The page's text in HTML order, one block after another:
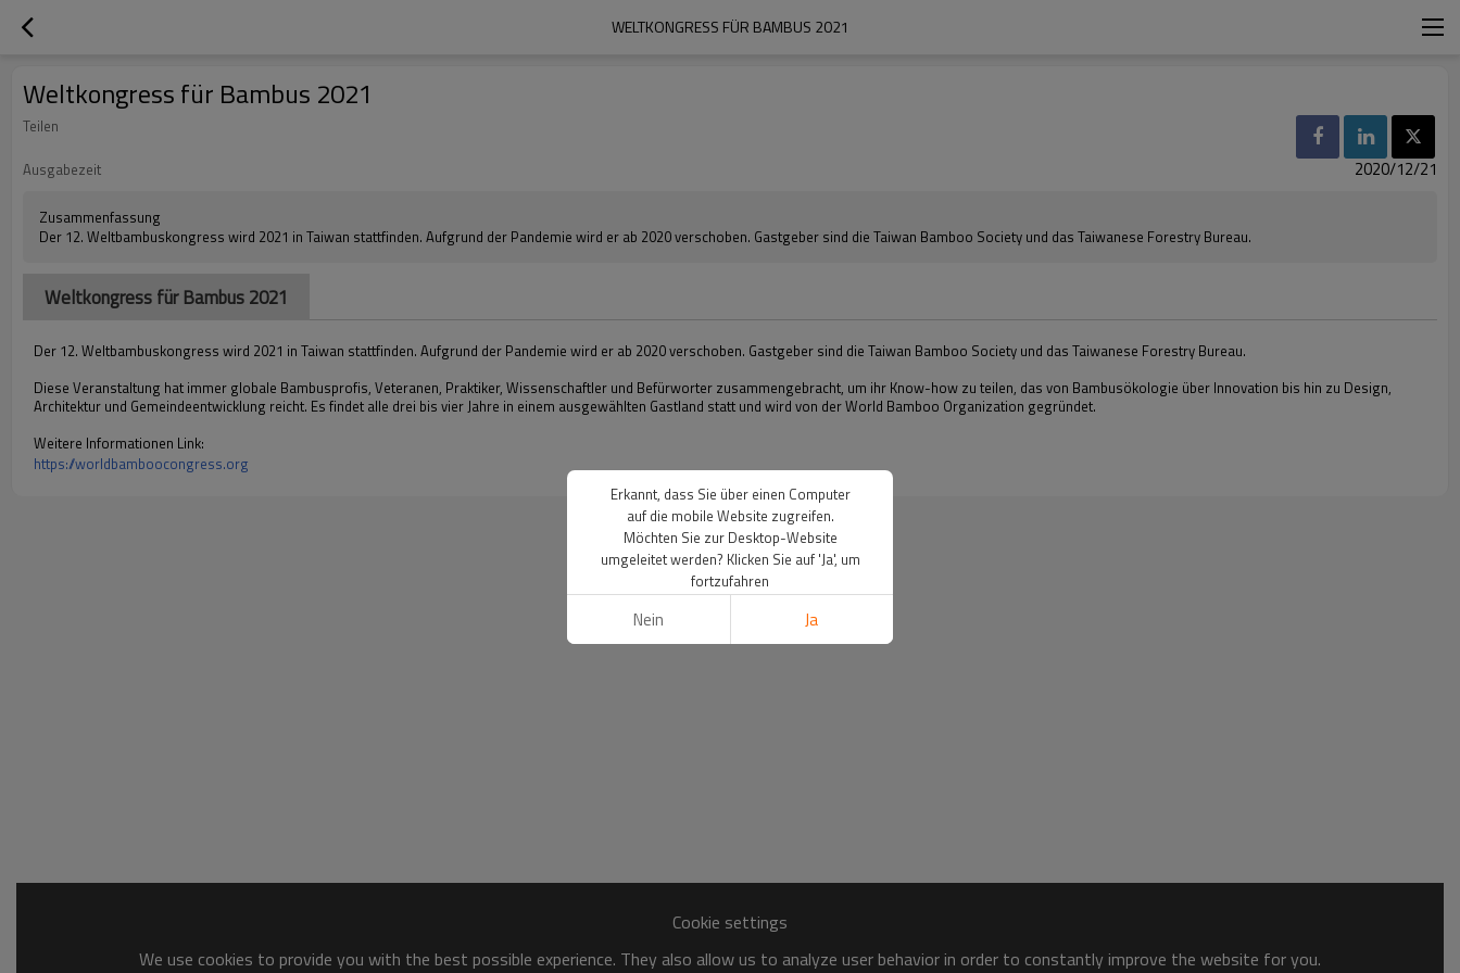
WELTKONGRESS FÜR BAMBUS 2021
Weltkongress für Bambus 2021
Teilen
Ausgabezeit
2020/12/21
Zusammenfassung
Der 12. Weltbambuskongress wird 2021 in Taiwan stattfinden. Aufgrund der Pandemie wird er ab 2020 verschoben. Gastgeber sind die Taiwan Bamboo Society und das Taiwanese Forestry Bureau.
Weltkongress für Bambus 2021
Der 12. Weltbambuskongress wird 2021 in Taiwan stattfinden. Aufgrund der Pandemie wird er ab 2020 verschoben. Gastgeber sind die Taiwan Bamboo Society und das Taiwanese Forestry Bureau.
Diese Veranstaltung hat immer globale Bambusprofis, Veteranen, Praktiker, Wissenschaftler und Befürworter zusammengebracht, um ihr Know-how zu teilen, das von Bambusökologie über Innovation bis hin zu Design,
Architektur und Gemeindeentwicklung reicht. Es findet alle drei bis vier Jahre in einem ausgewählten Gastland statt und wird von der World Bamboo Organization gegründet.
Weitere Informationen Link:
https://worldbamboocongress.org
Cookie settings
We use cookies to provide you with the best possible experience. They also allow us to analyze user behavior in order to constantly improve the website for you.
Erkannt, dass Sie über einen Computer
auf die mobile Website zugreifen.
Möchten Sie zur Desktop-Website
umgeleitet werden? Klicken Sie auf 'Ja', um
fortzufahren
Nein Ja